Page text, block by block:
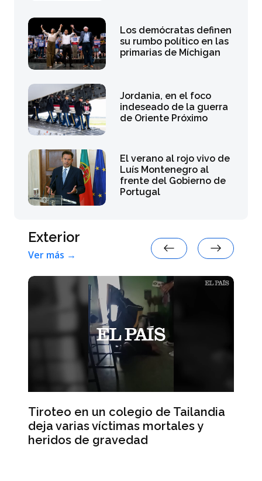
Los demócratas definen
su rumbo político en las
primarias de Míchigan
Jordania, en el foco
indeseado de la guerra
de Oriente Próximo
El verano al rojo vivo de
Luís Montenegro al
frente del Gobierno de
Portugal
Exterior
Ver más →
Tiroteo en un colegio de Tailandia
deja varias víctimas mortales y
heridos de gravedad